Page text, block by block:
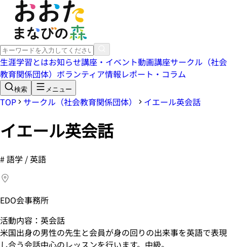
生涯学習とはお知らせ講座・イベント動画講座サークル（社会
教育関係団体） ボランティア情報レポート・コラム
検索 メニュー
TOP サークル（社会教育関係団体） イエール英会話
イエール英会話
#語学 / 英語
EDO会事務所
活動内容：英会話
米国出身の男性の先生と会員が身の回りの出来事を英語で表現
し合う会話中心のレッスンを行います。中級。